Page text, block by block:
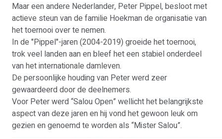
Maar een andere Nederlander, Peter Pippel, besloot met
actieve steun van de familie Hoekman de organisatie van
het toernooi over te nemen.
In de "Pippel"-jaren (2004-2019) groeide het toernooi,
trok veel landen aan en bleef het een stabiel onderdeel
van het internationale damleven.
De persoonlijke houding van Peter werd zeer
gewaardeerd door de deelnemers.
Voor Peter werd “Salou Open” wellicht het belangrijkste
aspect van deze jaren en hij vond het gewoon leuk om
gezien en genoemd te worden als “Mister Salou”.